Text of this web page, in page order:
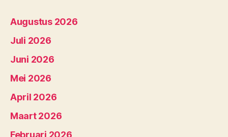
Augustus 2026
Juli 2026
Juni 2026
Mei 2026
April 2026
Maart 2026
Februari 2026